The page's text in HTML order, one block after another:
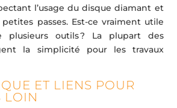
l’usage du disque diamant et
passes. Est-ce vraiment utile
outils ? La plupart des
la simplicité pour les travaux
ET LIENS POUR
LOIN